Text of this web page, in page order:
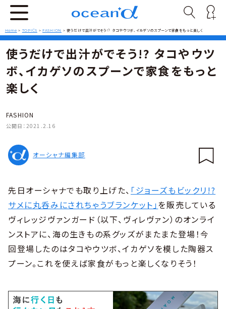
Home > TOPICS >FASHION >使うだけで出汁がでそう!? タコやウツボ、イカゲソのスプーンで家食をもっと楽しく
使うだけで出汁がでそう!? タコやウツ
ボ、イカゲソのスプーンで家食をもっと
楽しく
FASHION
公開日： 2021.2.16
オーシャナ編集部
先日オーシャナでも取り上げた、 「ジョーズもビックリ!?
サメに丸呑みにされちゃうブランケット」を販売している
ヴィレッジヴァンガード（以下、ヴィレヴァン）のオンライ
ンストアに、海の生きもの系グッズがまたまた登場！今
回登場したのはタコやウツボ、イカゲソを模した陶器ス
プーン。これを使えば家食がもっと楽しくなりそう！